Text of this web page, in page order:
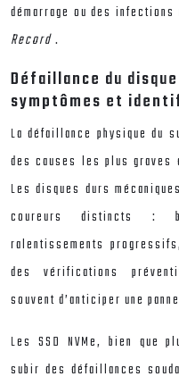
démarrage ou des
Record.
Défaillance du disque
symptômes et
La défaillance physique du
des causes les plus
Les disques durs
coureurs distincts :
ralentissements
des vérifications
souvent d’anticiper une
Les SSD NVMe, bien que
subir des défaillances